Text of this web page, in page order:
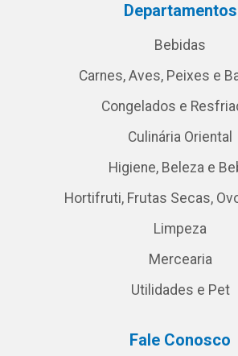
Departamentos
Bebidas
Carnes, Aves, Peixes e
Congelados e
Culinária Oriental
Higiene, Beleza e
Hortifruti, Frutas Secas,
Limpeza
Mercearia
Utilidades e Pet
Fale Conosco